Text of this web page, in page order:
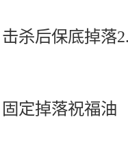
杀后保底掉落
定掉落祝福油